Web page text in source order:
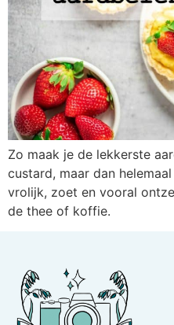
Zo maak je de lekkerste
custard, maar dan
vrolijk, zoet en vooral
de thee of koffie.